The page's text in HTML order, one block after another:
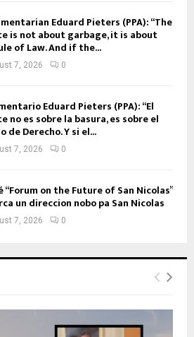
Eduard Pieters (PPA): “The
is not about garbage, it is about
of Law. And if the...
7, 2026 0
Eduard Pieters (PPA): “El
no es sobre la basura, es sobre el
de Derecho. Y si el...
7, 2026 0
“Forum on the Future of San Nicolas”
un direccion nobo pa San Nicolas
7, 2026 0